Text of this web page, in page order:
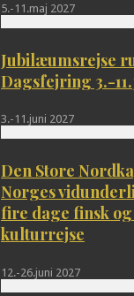
5.-11.maj 2027
Jubilæumsrejse
Dagsfejring 3.-
3.-11.juni 2027
Den Store
Norges
fire dage finsk og
kulturrejse
12.-26.juni 2027